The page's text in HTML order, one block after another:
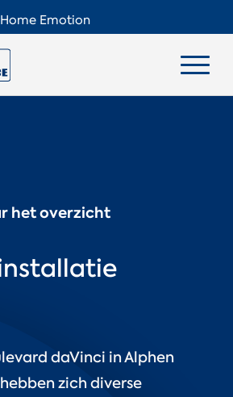
Home Emotion
het overzicht
daVinci in Alphen
zich diverse